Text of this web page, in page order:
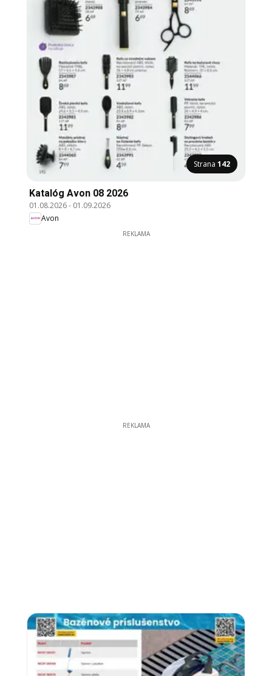
Strana 142
Katalóg Avon 08 2026
01.08.2026- 01.09.2026
Avon
REKLAMA
REKLAMA